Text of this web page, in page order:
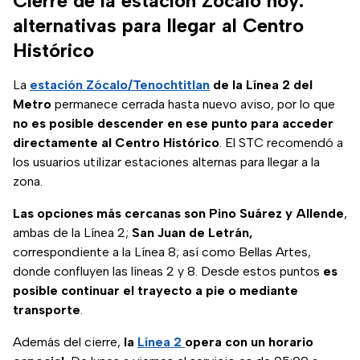
alternativas para llegar al Centro
Histórico
La estación Zócalo/Tenochtitlan de la Línea 2 del
Metro permanece cerrada hasta nuevo aviso, por lo que
no es posible descender en ese punto para acceder
directamente al Centro Histórico. El STC recomendó a
los usuarios utilizar estaciones alternas para llegar a la
zona.
Las opciones más cercanas son Pino Suárez y Allende,
ambas de la Línea 2; San Juan de Letrán,
correspondiente a la Línea 8; así como Bellas Artes,
donde confluyen las líneas 2 y 8. Desde estos puntos es
posible continuar el trayecto a pie o mediante
transporte.
Además del cierre, la Línea 2 opera con un horario